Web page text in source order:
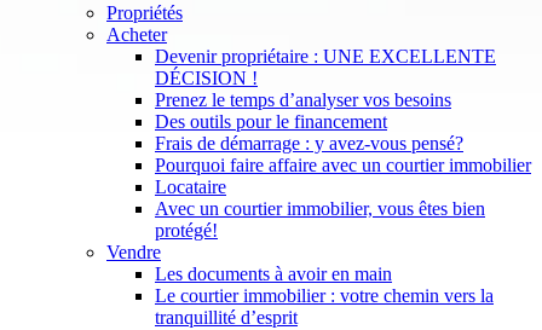
Propriétés
Acheter
Devenir propriétaire : UNE EXCELLENTE
DÉCISION !
Prenez le temps d’analyser vos besoins
Des outils pour le financement
Frais de démarrage : y avez-vous pensé?
Pourquoi faire affaire avec un courtier immobilier
Locataire
Avec un courtier immobilier, vous êtes bien
protégé!
Vendre
Les documents à avoir en main
Le courtier immobilier : votre chemin vers la
tranquillité d’esprit